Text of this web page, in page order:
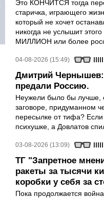
Это КОНЧИТСЯ тогда
старичка, играющего
который не хочет
никогда не услышит
МИЛЛИОН или более
04-08-2026 (15:49)
Дмитрий Чернышев:
предали Россию.
Неужели было бы лучше,
заговоре, придуманном
пересылке от тифа?
психушке, а Довлатов
03-08-2026 (13:09)
ТГ "Запретное
ракеты за тысячи
коробки у себя за
Пока продолжается